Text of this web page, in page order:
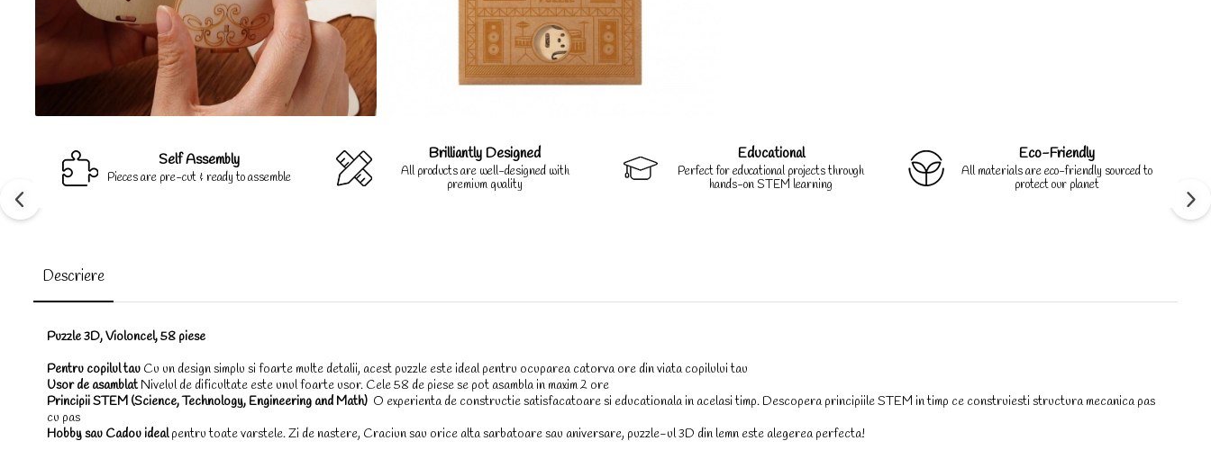
Self Assembly
Pieces are pre-cut & ready to assemble
Brilliantly Designed
All products are well-designed with
premium quality
Educational
Perfect for educational projects through
hands-on STEM learning
Eco-Friendly
All materials are eco-friendly sourced to
protect our planet
Descriere
Puzzle 3D, Violoncel, 58 piese
Pentru copilul tau Cu un design simplu si foarte multe detalii, acest puzzle este ideal pentru ocuparea catorva ore din viata copilului tau
Usor de asamblatNivelul de dificultate este unul foarte usor. Cele 58 de piese se pot asambla in maxim 2 ore
Principii STEM (Science, Technology, Engineering and Math) O experienta de constructie satisfacatoare si educationala in acelasi timp. Descopera principiile STEM in timp ce construiesti structura mecanica pas
cu pas
Hobby sau Cadou ideal pentru toate varstele. Zi de nastere, Craciun sau orice alta sarbatoare sau aniversare, puzzle-ul 3D din lemn este alegerea perfecta!